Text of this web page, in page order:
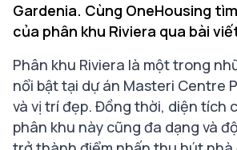
Gardenia. Cùng OneHousing
của phân khu Riviera qua bài
Phân khu Riviera là một trong
nổi bật tại dự án Masteri Centre
và vị trí đẹp. Đồng thời, diện tích
phân khu này cũng đa dạng và